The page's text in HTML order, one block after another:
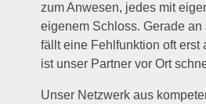
zum Anwesen, jedes mit
eigenem Schloss. Gerade
fällt eine Fehlfunktion oft erst
ist unser Partner vor Ort
Unser Netzwerk aus